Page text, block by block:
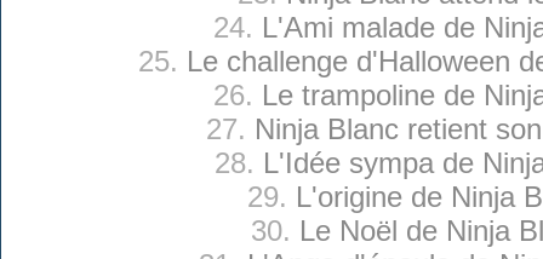
24. L'Ami malade de
25. Le challenge d'Halloween
26. Le trampoline de
27. Ninja Blanc retient
28. L'Idée sympa de
29. L'origine de Ninja
30. Le Noël de Ninja